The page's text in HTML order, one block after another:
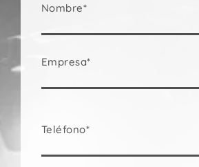
Nombre*
Empresa*
Teléfono*